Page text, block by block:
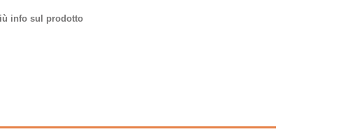
info sul prodotto